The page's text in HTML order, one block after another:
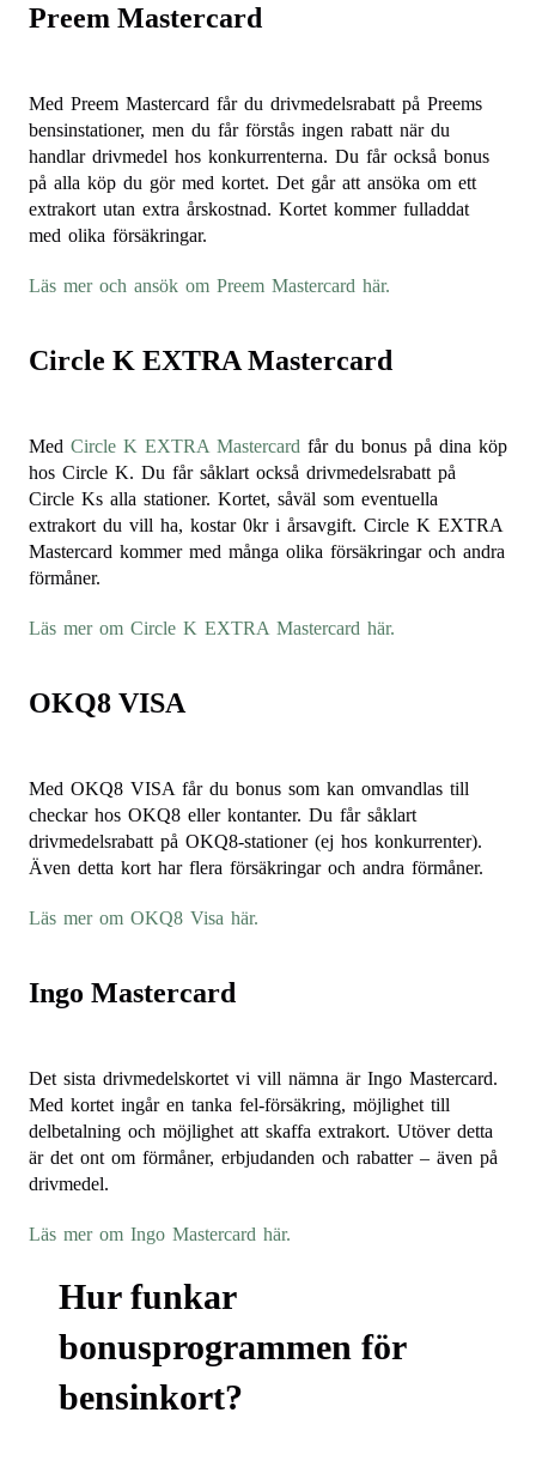
Preem Mastercard
Med Preem Mastercard får du drivmedelsrabatt på Preems
bensinstationer, men du får förstås ingen rabatt när du
handlar drivmedel hos konkurrenterna. Du får också bonus
på alla köp du gör med kortet. Det går att ansöka om ett
extrakort utan extra årskostnad. Kortet kommer fulladdat
med olika försäkringar.
Läs mer och ansök om Preem Mastercard här.
Circle K EXTRA Mastercard
Med Circle K EXTRA Mastercard får du bonus på dina köp
hos Circle K. Du får såklart också drivmedelsrabatt på
Circle Ks alla stationer. Kortet, såväl som eventuella
extrakort du vill ha, kostar 0kr i årsavgift. Circle K EXTRA
Mastercard kommer med många olika försäkringar och andra
förmåner.
Läs mer om Circle K EXTRA Mastercard här.
OKQ8 VISA
Med OKQ8 VISA får du bonus som kan omvandlas till
checkar hos OKQ8 eller kontanter. Du får såklart
drivmedelsrabatt på OKQ8-stationer (ej hos konkurrenter).
Även detta kort har flera försäkringar och andra förmåner.
Läs mer om OKQ8 Visa här.
Ingo Mastercard
Det sista drivmedelskortet vi vill nämna är Ingo Mastercard.
Med kortet ingår en tanka fel-försäkring, möjlighet till
delbetalning och möjlighet att skaffa extrakort. Utöver detta
är det ont om förmåner, erbjudanden och rabatter – även på
drivmedel.
Läs mer om Ingo Mastercard här.
Hur funkar
bonusprogrammen för
bensinkort?